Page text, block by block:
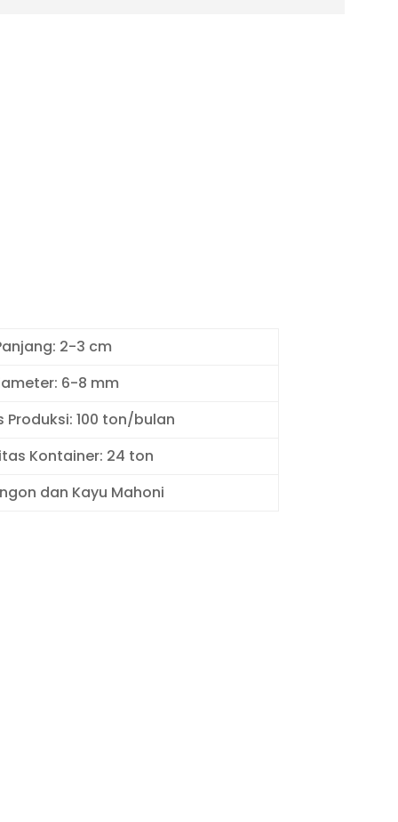
2-3 cm
6-8 mm
Produksi: 100 ton/bulan
Kontainer: 24 ton
dan Kayu Mahoni